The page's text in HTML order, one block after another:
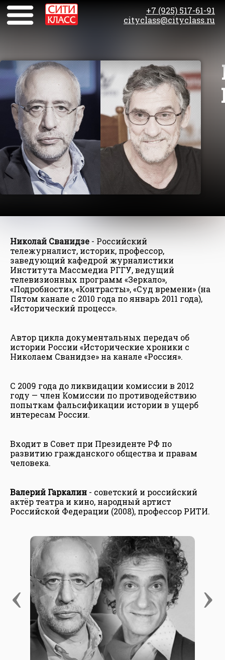
+7 (925) 517-61-91
cityclass@cityclass.ru
Николай Сванидзе - Российский
тележурналист, историк, профессор,
заведующий кафедрой журналистики
Института Массмедиа РГГУ, ведущий
телевизионных программ «Зеркало»,
«Подробности», «Контрасты», «Суд времени» (на
Пятом канале с 2010 года по январь 2011 года),
«Исторический процесс».
Автор цикла документальных передач об
истории России «Исторические хроники с
Николаем Сванидзе» на канале «Россия».
С 2009 года до ликвидации комиссии в 2012
году — член Комиссии по противодействию
попыткам фальсификации истории в ущерб
интересам России.
Входит в Совет при Президенте РФ по
развитию гражданского общества и правам
человека.
Валерий Гаркалин - советский и российский
актёр театра и кино, народный артист
Российской Федерации (2008), профессор РИТИ.
‹ ›